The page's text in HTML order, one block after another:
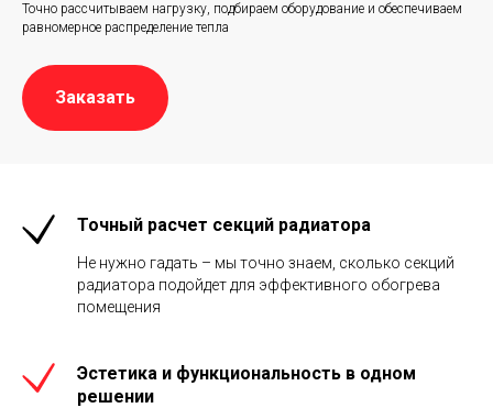
Точно рассчитываем нагрузку, подбираем оборудование и обеспечиваем
равномерное распределение тепла
Заказать
Точный расчет секций радиатора
Не нужно гадать – мы точно знаем, сколько секций
радиатора подойдет для эффективного обогрева
помещения
Эстетика и функциональность в одном
решении